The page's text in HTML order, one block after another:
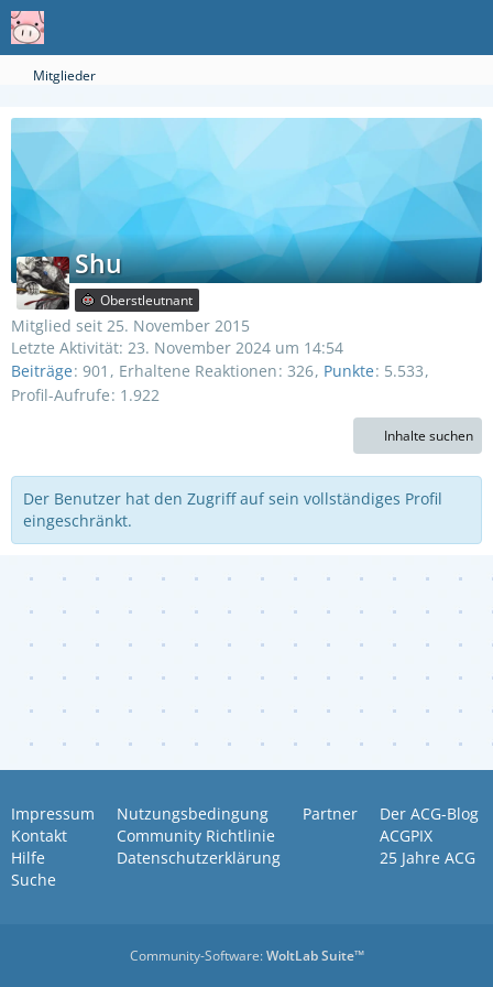
Mitglieder
Shu
Oberstleutnant
Mitglied seit 25. November 2015
Letzte Aktivität: 23. November 2024 um 14:54
Beiträge 901 Erhaltene Reaktionen 326 Punkte 5.533
Profil-Aufrufe 1.922
Inhalte suchen
Der Benutzer hat den Zugriff auf sein vollständiges Profil
eingeschränkt.
Impressum
Kontakt
Hilfe
Suche
Nutzungsbedingung
Community Richtlinie
Datenschutzerklärung
Partner
Der ACG-Blog
ACGPIX
25 Jahre ACG
Community-Software:WoltLab Suite™